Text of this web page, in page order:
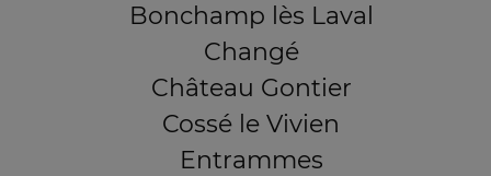
Bonchamp lès Laval
Changé
Château Gontier
Cossé le Vivien
Entrammes